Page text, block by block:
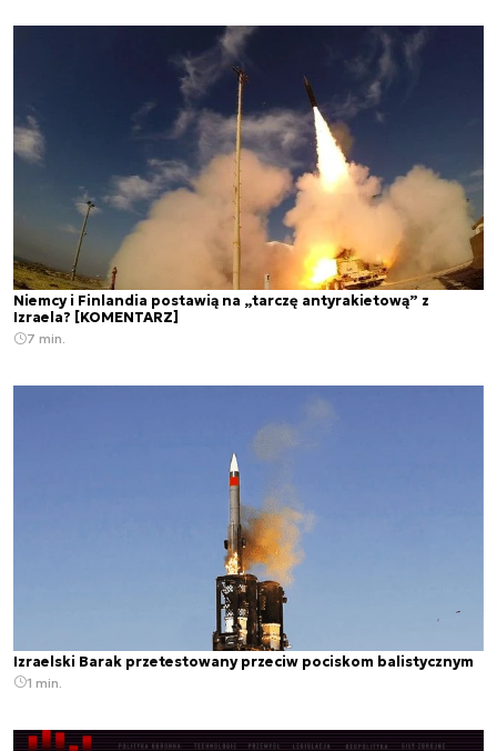
Niemcy i Finlandia postawią na „tarczę antyrakietową” z
Izraela? [KOMENTARZ]
7 min.
Izraelski Barak przetestowany przeciw pociskom balistycznym
1 min.